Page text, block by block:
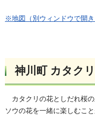
※地図（別ウィンドウで開き
神川町 カタク
カタクリの花としだれ桜
ソウの花を一緒に楽しむこ